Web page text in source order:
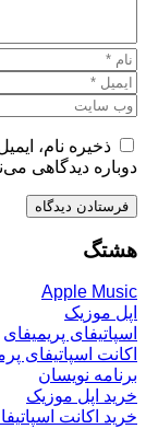
نام، ایمیل و
دیدگاهی
Apple
پریمیفای
اسپاتیفای پرمیوم
نویسان
اپل موزیک
اسپاتیفای